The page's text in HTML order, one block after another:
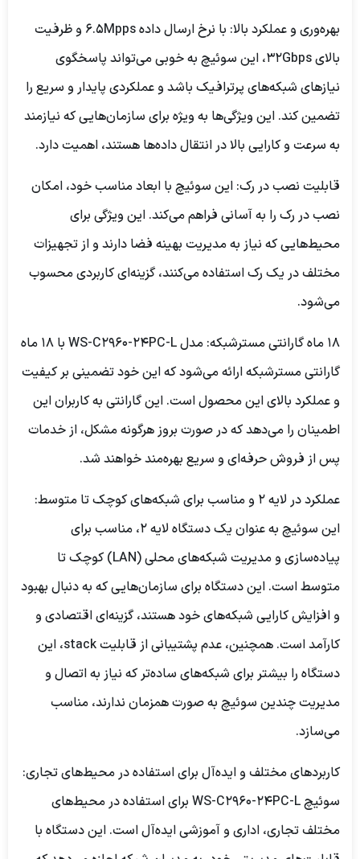
بهره‌وری و عملکرد بالا:
با نرخ ارسال داده 6.5Mpps و ظرفیت
بالای 32Gbps، این سوئیچ به خوبی می‌تواند پاسخگوی
نیازهای شبکه‌های پرترافیک باشد و عملکردی پایدار و سریع را
تضمین کند. این ویژگی‌ها به ویژه برای سازمان‌هایی که نیازمند
به سرعت و کارایی بالا در انتقال داده‌ها هستند، اهمیت دارد.
قابلیت نصب در رک: این سوئیچ با ابعاد مناسب خود، امکان
نصب در رک را به آسانی فراهم می‌کند. این ویژگی برای
محیط‌هایی که نیاز به مدیریت بهینه فضا دارند و از تجهیزات
مختلف در یک رک استفاده می‌کنند، گزینه‌ای کاربردی محسوب
می‌شود.
18 ماه گارانتی مسترشبکه:
مدل WS-C2960-24PC-L با 18 ماه
گارانتی مسترشبکه ارائه می‌شود که این خود تضمینی بر کیفیت
و عملکرد بالای این محصول است. این گارانتی به کاربران این
اطمینان را می‌دهد که در صورت بروز هرگونه مشکل، از خدمات
پس از فروش حرفه‌ای و سریع بهره‌مند خواهند شد.
عملکرد در لایه 2 و مناسب برای شبکه‌های کوچک تا متوسط:
این سوئیچ به عنوان یک دستگاه لایه 2، مناسب برای
پیاده‌سازی و مدیریت شبکه‌های محلی (LAN) کوچک تا
متوسط است. این دستگاه برای سازمان‌هایی که به دنبال بهبود
و افزایش کارایی شبکه‌های خود هستند، گزینه‌ای اقتصادی و
کارآمد است. همچنین، عدم پشتیبانی از قابلیت stack، این
دستگاه را بیشتر برای شبکه‌های ساده‌تر که نیاز به اتصال و
مدیریت چندین سوئیچ به صورت همزمان ندارند، مناسب
می‌سازد.
کاربردهای مختلف و ایده‌آل برای استفاده در محیط‌های تجاری:
سوئیچ WS-C2960-24PC-L برای استفاده در محیط‌های
مختلف تجاری، اداری و آموزشی ایده‌آل است. این دستگاه با